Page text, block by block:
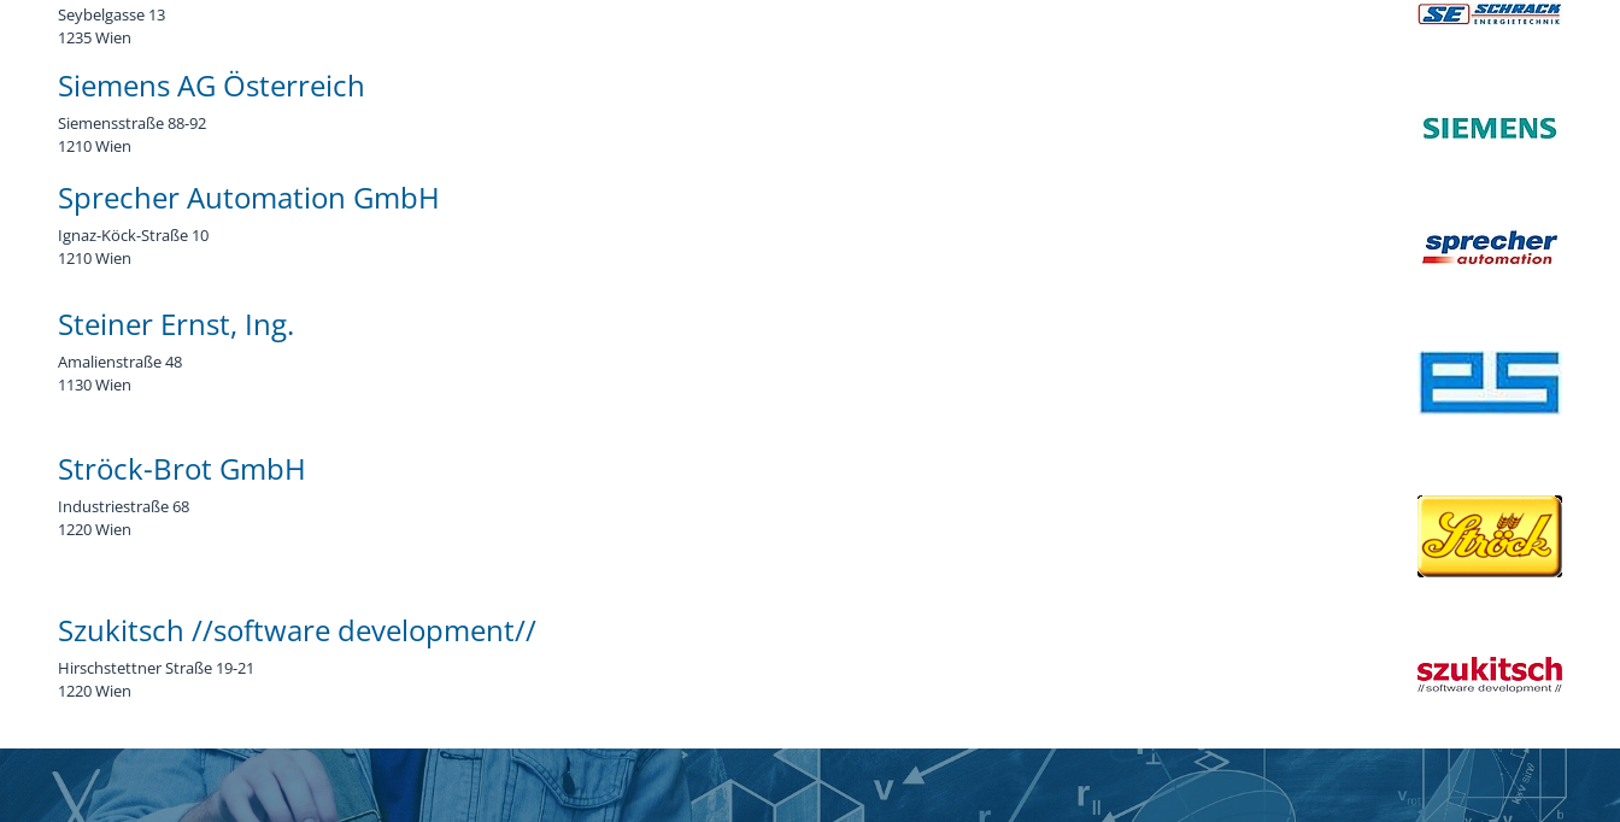
Seybelgasse 13
1235 Wien
Siemens AG Österreich
Siemensstraße 88-92
1210 Wien
Sprecher Automation GmbH
Ignaz-Köck-Straße 10
1210 Wien
Steiner Ernst, Ing.
Amalienstraße 48
1130 Wien
Ströck-Brot GmbH
Industriestraße 68
1220 Wien
Szukitsch //software development//
Hirschstettner Straße 19-21
1220 Wien